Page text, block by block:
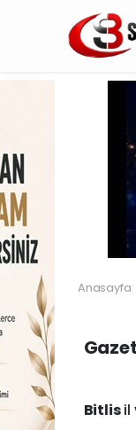
Anasayfa
Bitlisil